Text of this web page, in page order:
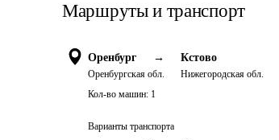
Маршруты и транспорт
Оренбург →
Оренбургская обл.
Кстово
Нижегородская обл.
Кол-во машин: 1
Варианты транспорта